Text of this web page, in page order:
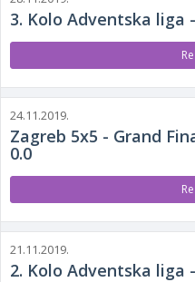
3. Kolo Adventska liga
24.11.2019.
Zagreb 5x5 - Grand
0.0
21.11.2019.
2. Kolo Adventska liga